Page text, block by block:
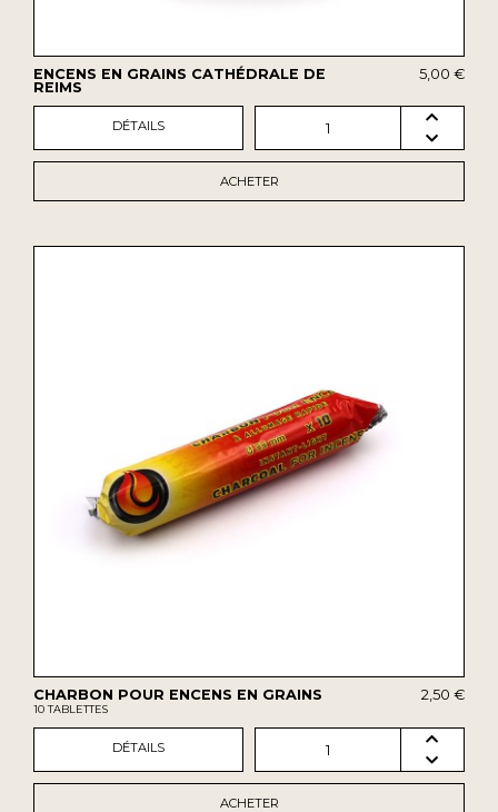
ENCENS EN GRAINS CATHÉDRALE DE
REIMS
5,00 €
DÉTAILS 1
ACHETER
CHARBON POUR ENCENS EN GRAINS
10 TABLETTES
2,50 €
DÉTAILS 1
ACHETER